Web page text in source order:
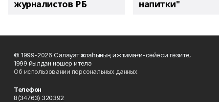
журналистов РБ напитки"
© 1999-2026 Салауат ҡалаһының ижтимағи-сәйәси гәзите,
1999 йылдан нәшер ителә
Об использовании персональных данных
Телефон
8(34763) 320392